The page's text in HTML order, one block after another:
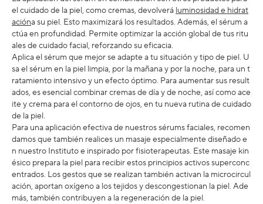
el cuidado de la piel, como cremas, devolverá luminosidad e hidrat
acióna su piel. Esto maximizará los resultados. Además, el sérum a
ctúa en profundidad. Permite optimizar la acción global de tus ritu
ales de cuidado facial, reforzando su eficacia.
Aplica el sérum que mejor se adapte a tu situación y tipo de piel. U
sa el sérum en la piel limpia, por la mañana y por la noche, para un t
ratamiento intensivo y un efecto óptimo. Para aumentar sus result
ados, es esencial combinar cremas de día y de noche, así como ace
ite y crema para el contorno de ojos, en tu nueva rutina de cuidado
de la piel.
Para una aplicación efectiva de nuestros sérums faciales, recomen
damos que también realices un masaje especialmente diseñado e
n nuestro Instituto e inspirado por fisioterapeutas. Este masaje kin
ésico prepara la piel para recibir estos principios activos superconc
entrados. Los gestos que se realizan también activan la microcircul
ación, aportan oxígeno a los tejidos y descongestionan la piel. Ade
más, también contribuyen a la regeneración de la piel.